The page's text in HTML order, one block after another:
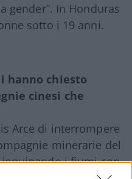
gender”. In Honduras
sotto i 19 anni.
hanno chiesto
cinesi che
Arce di interrompere
minerarie del
inquinando i fiumi con